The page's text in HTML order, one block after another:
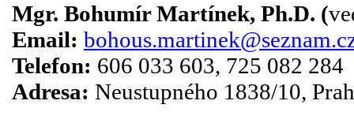
Mgr. Bohumír Martínek, Ph.D. (
Email:
Telefon: 606 033 603, 725 082 284
Adresa: Neustupného 1838/10,